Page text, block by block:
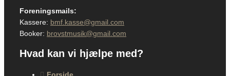
Foreningsmails:
Kassere: bmf.kasse@gmail.com
Booker: brovstmusik@gmail.com
Hvad kan vi hjælpe med?